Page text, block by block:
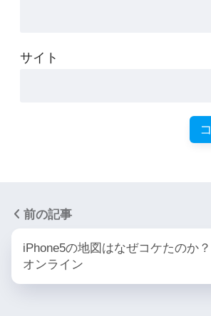
サイト
前の記事
iPhone5の地図はなぜコケたのか
オンライン